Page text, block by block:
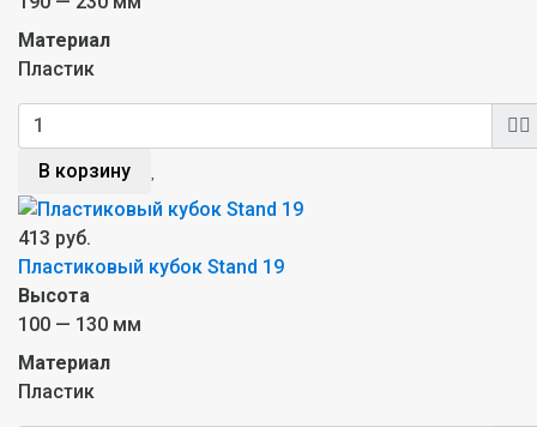
Материал
Пластик
В корзину
413 руб.
Пластиковый кубок Stand 19
Высота
100 — 130 мм
Материал
Пластик